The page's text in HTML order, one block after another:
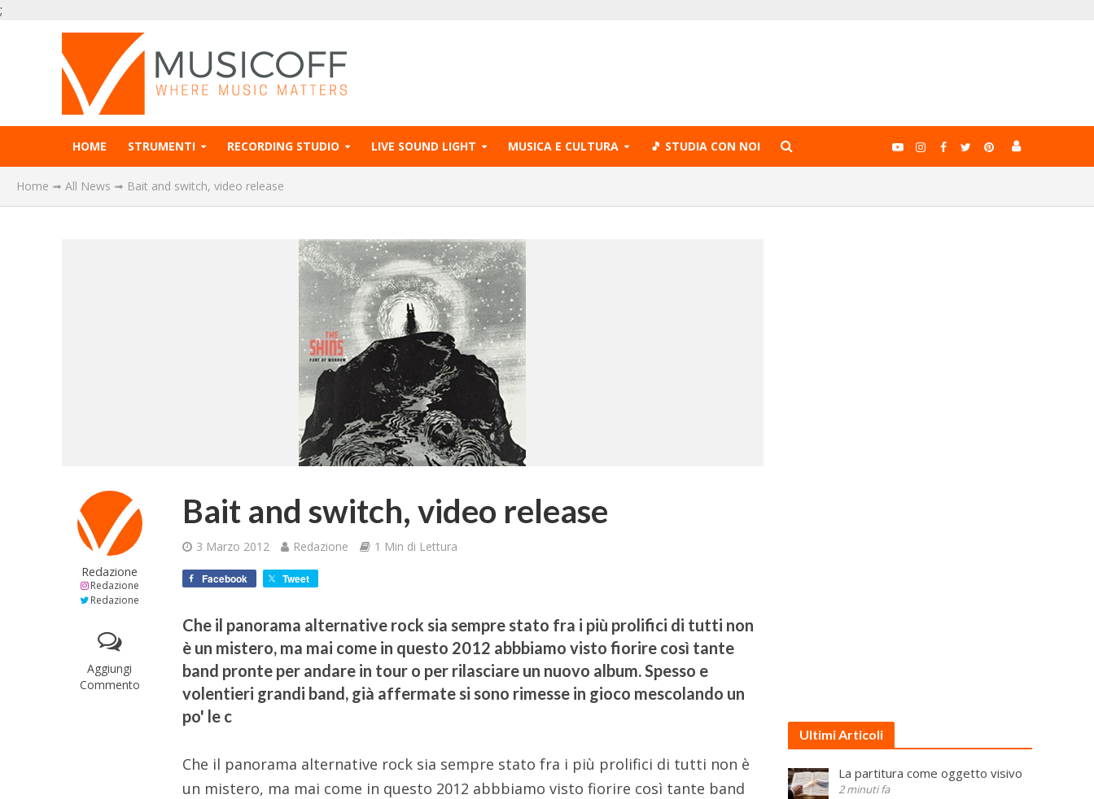
;
HOME STRUMENTI RECORDING STUDIO LIVE SOUND LIGHT MUSICA E CULTURA 🎵 STUDIA CON NOI
Home ➟ All News ➟ Bait and switch, video release
Redazione
Redazione
Redazione
Aggiungi
Commento
Bait and switch, video release
3 Marzo 2012 Redazione 1 Min di Lettura
Facebook Tweet
Che il panorama alternative rock sia sempre stato fra i più prolifici di tutti non
è un mistero, ma mai come in questo 2012 abbbiamo visto fiorire così tante
band pronte per andare in tour o per rilasciare un nuovo album. Spesso e
volentieri grandi band, già affermate si sono rimesse in gioco mescolando un
po' le c
Che il panorama alternative rock sia sempre stato fra i più prolifici di tutti non è
un mistero, ma mai come in questo 2012 abbbiamo visto fiorire così tante band
Ultimi Articoli
La partitura come oggetto visivo
2 minuti fa